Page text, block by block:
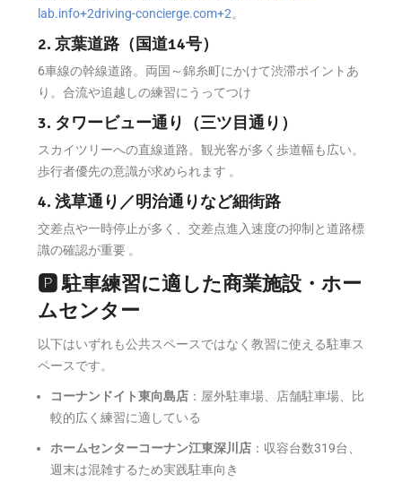
lab.info+2driving-concierge.com+2。
2. 京葉道路（国道14号）
6車線の幹線道路。両国～錦糸町にかけて渋滞ポイントあ
り。合流や追越しの練習にうってつけ
3. タワービュー通り（三ツ目通り）
スカイツリーへの直線道路。観光客が多く歩道幅も広い。
歩行者優先の意識が求められます 。
4. 浅草通り／明治通りなど細街路
交差点や一時停止が多く、交差点進入速度の抑制と道路標
識の確認が重要 。
🅿 駐車練習に適した商業施設・ホー
ムセンター
以下はいずれも公共スペースではなく教習に使える駐車ス
ペースです。
コーナンドイト東向島店：屋外駐車場、店舗駐車場、比
較的広く練習に適している
ホームセンターコーナン江東深川店：収容台数319台、
週末は混雑するため実践駐車向き